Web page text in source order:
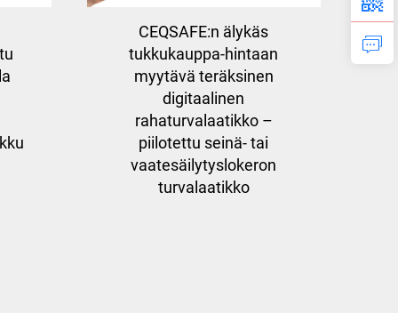
CEQSAFE:n älykäs
tukkukauppa-hintaan
myytävä teräksinen
digitaalinen
rahaturvalaatikko –
piilotettu seinä- tai
vaatesäilytyslokeron
turvalaatikko